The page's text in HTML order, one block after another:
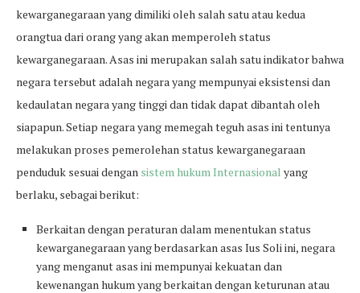
kewarganegaraan yang dimiliki oleh salah satu atau kedua
orangtua dari orang yang akan memperoleh status
kewarganegaraan. Asas ini merupakan salah satu indikator bahwa
negara tersebut adalah negara yang mempunyai eksistensi dan
kedaulatan negara yang tinggi dan tidak dapat dibantah oleh
siapapun. Setiap negara yang memegah teguh asas ini tentunya
melakukan proses pemerolehan status kewarganegaraan
penduduk sesuai dengan sistem hukum Internasional yang
berlaku, sebagai berikut:
Berkaitan dengan peraturan dalam menentukan status
kewarganegaraan yang berdasarkan asas Ius Soli ini, negara
yang menganut asas ini mempunyai kekuatan dan
kewenangan hukum yang berkaitan dengan keturunan atau